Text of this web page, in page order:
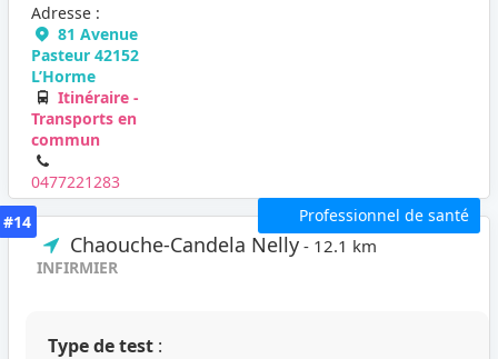
Adresse :
81 Avenue
Pasteur 42152
L’Horme
Itinéraire -
Transports en
commun
0477221283
Professionnel de santé
#14
Chaouche-Candela Nelly - 12.1 km
INFIRMIER
Type de test :